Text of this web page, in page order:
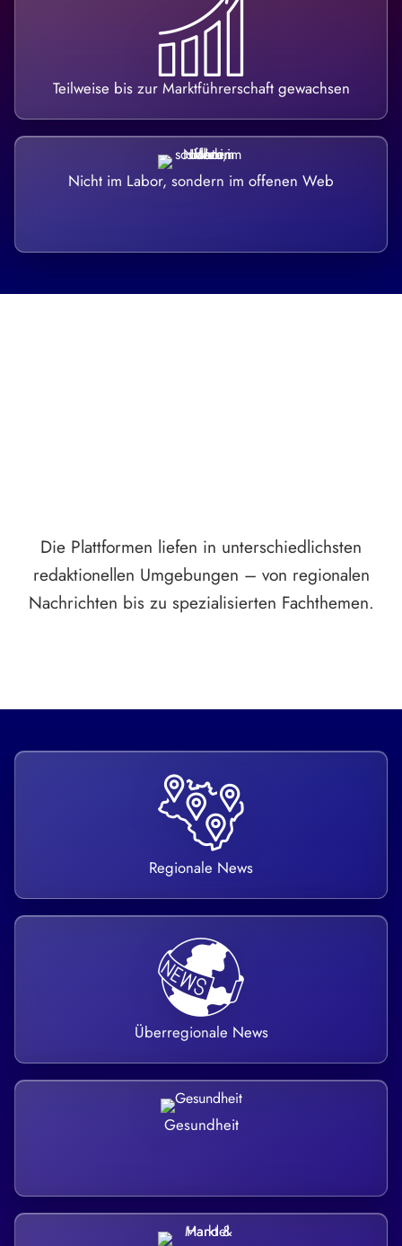
Teilweise bis zur Marktführerschaft gewachsen
Nicht im Labor, sondern im offenen Web
Die Plattformen liefen in unterschiedlichsten
redaktionellen Umgebungen – von regionalen
Nachrichten bis zu spezialisierten Fachthemen.
Regionale News
Überregionale News
Gesundheit